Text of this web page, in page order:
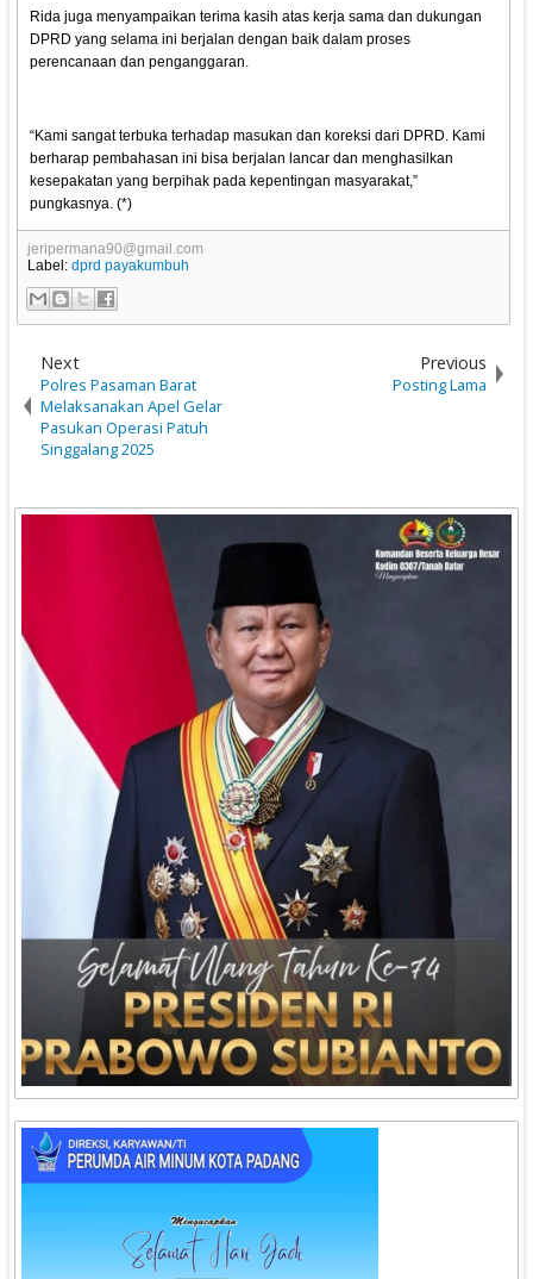
Rida juga menyampaikan terima kasih atas kerja sama dan dukungan
DPRD yang selama ini berjalan dengan baik dalam proses
perencanaan dan penganggaran.
“Kami sangat terbuka terhadap masukan dan koreksi dari DPRD. Kami
berharap pembahasan ini bisa berjalan lancar dan menghasilkan
kesepakatan yang berpihak pada kepentingan masyarakat,”
pungkasnya. (*)
jeripermana90@gmail.com
Label:dprd payakumbuh
Next
Polres Pasaman Barat
Melaksanakan Apel Gelar
Pasukan Operasi Patuh
Singgalang 2025
Previous
Posting Lama